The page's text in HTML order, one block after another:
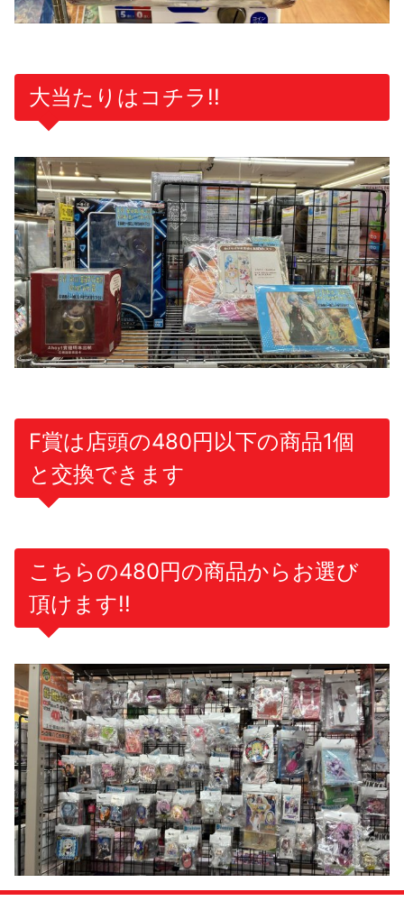
大当たりはコチラ!!
F賞は店頭の480円以下の商品1個
と交換できます
こちらの480円の商品からお選び
頂けます!!